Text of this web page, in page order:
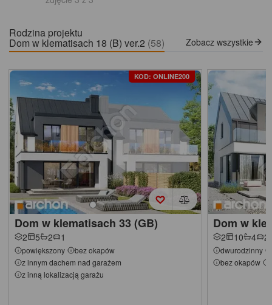
Rodzina projektu
Dom w klematisach 18 (B) ver.2 (58) Zobacz wszystkie
KOD: ONLINE200
Dom w klematisach 33 (GB)
2 5 2 1
powiększony
bez okapów
z innym dachem nad garażem
z inną lokalizacją garażu
Dom w
2 10 4 2
dwurodzinny
bez okapów